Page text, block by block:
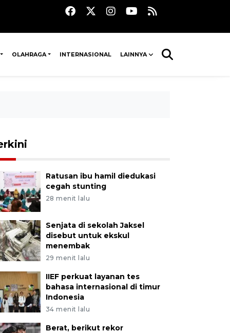
OLAHRAGA INTERNASIONAL LAINNYA
Ratusan ibu hamil diedukasi
cegah stunting
28 menit lalu
Senjata di sekolah Jaksel
disebut untuk ekskul
menembak
29 menit lalu
IIEF perkuat layanan tes
bahasa internasional di timur
Indonesia
34 menit lalu
Berat, berikut rekor